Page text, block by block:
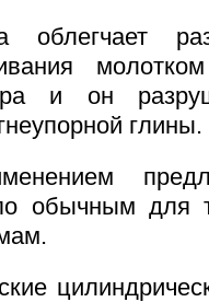
облегчает
и он
глины.
обычным для